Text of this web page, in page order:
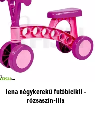
lena négykerekű futóbicikli -
rózsaszín-lila